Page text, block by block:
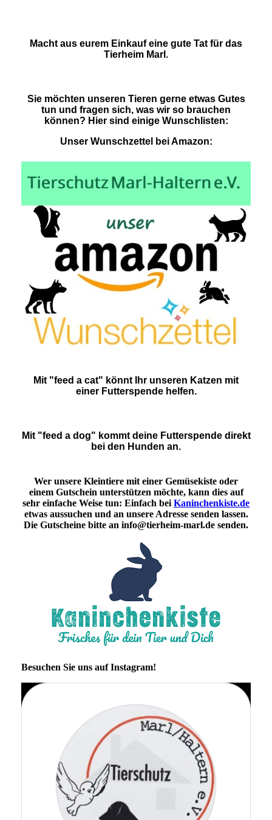
Macht aus eurem Einkauf eine gute Tat für das
Tierheim Marl.
Sie möchten unseren Tieren gerne etwas Gutes
tun und fragen sich, was wir so brauchen
können? Hier sind einige Wunschlisten:
Unser Wunschzettel bei Amazon:
Mit "feed a cat" könnt Ihr unseren Katzen mit
einer Futterspende helfen.
Mit "feed a dog" kommt deine Futterspende direkt
bei den Hunden an.
Wer unsere Kleintiere mit einer Gemüsekiste oder
einem Gutschein unterstützen möchte, kann dies auf
sehr einfache Weise tun: Einfach bei Kaninchenkiste.de
etwas aussuchen und an unsere Adresse senden lassen.
Die Gutscheine bitte an info@tierheim-marl.de senden.
Besuchen Sie uns auf Instagram!